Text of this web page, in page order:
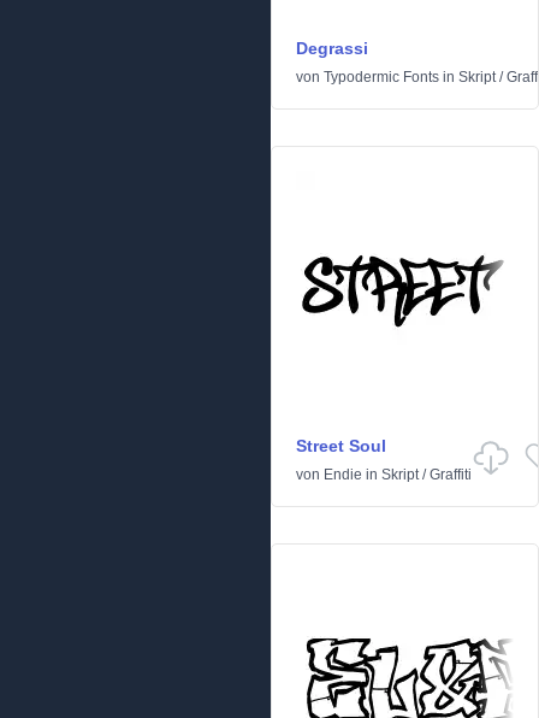
Degrassi
von Typodermic Fonts in Skript/
Street Soul
von Endie in Skript/Graffiti